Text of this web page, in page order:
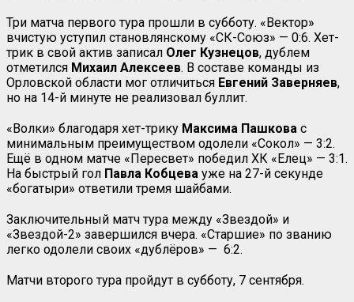
Три матча первого тура прошли в субботу. «Вектор»
вчистую уступил становлянскому «СК-Союз» — 0:6. Хет-
трик в свой актив записал Олег Кузнецов, дублем
отметился Михаил Алексеев. В составе команды из
Орловской области мог отличиться Евгений Заверняев,
но на 14-й минуте не реализовал буллит.
«Волки» благодаря хет-трику Максима Пашкова с
минимальным преимуществом одолели «Сокол» — 3:2.
Ещё в одном матче «Пересвет» победил ХК «Елец» — 3:1.
На быстрый гол Павла Кобцева уже на 27-й секунде
«богатыри» ответили тремя шайбами.
Заключительный матч тура между «Звездой» и
«Звездой-2» завершился вчера. «Старшие» по званию
легко одолели своих «дублёров» — 6:2.
Матчи второго тура пройдут в субботу, 7 сентября.